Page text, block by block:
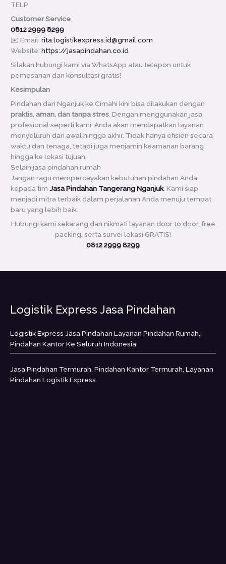
TELP
Customer Service
0812 2999 8299
✉️ Email:rita.logistikexpress.id@gmail.com
Website:https://jasapindahan.co.id
Silakan hubungi kami via WhatsApp atau telepon untuk
pemesanan dan konsultasi gratis!
Kesimpulan
Pindahan dari Nganjuk ke Cimahi kini bisa dilakukan dengan
praktis, aman, dan tanpa stres . Dengan menggunakan jasa
profesional seperti kami, Anda akan mendapatkan layanan
menyeluruh dari awal hingga akhir. Tidak hanya efisien secara
waktu dan tenaga, tetapi juga menjamin keamanan barang
hingga ke lokasi tujuan.
Selain jasa pindahan rumah
Jangan ragu mempercayakan kebutuhan pindahan Anda
kepada timJasa Pindahan Tangerang Nganjuk. Kami siap
menjadi mitra terbaik dalam perjalanan Anda menuju tempat
baru yang lebih baik.
Hubungi kami sekarang dan nikmati layanan door to door, free
packing, serta survei lokasi GRATIS!
0812 2999 8299
Logistik Express Jasa Pindahan
Logistik Express Jasa Pindahan Layanan Pindahan Rumah,
Pindahan Kantor Ke Seluruh Indonesia
Jasa Pindahan Termurah, Pindahan Kantor Termurah, Layanan
Pindahan Logistik Express